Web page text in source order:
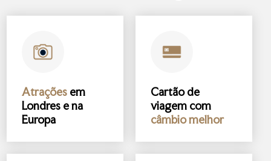
Atrações em
Londres e na
Europa
Cartão de
viagem com
câmbio melhor